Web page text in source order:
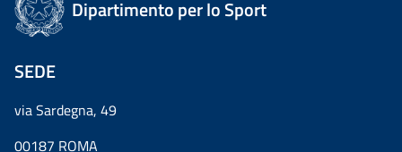
Dipartimento per lo Sport
SEDE
via Sardegna, 49
00187 ROMA